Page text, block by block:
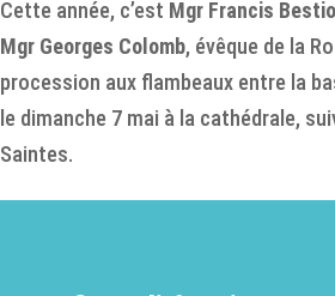
Cette année, c’est Mgr Francis
Mgr Georges Colomb, évêque de la
procession aux flambeaux entre la
le dimanche 7 mai à la cathédrale,
Saintes.